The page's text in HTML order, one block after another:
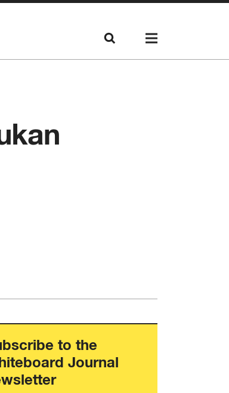
to the
Journal